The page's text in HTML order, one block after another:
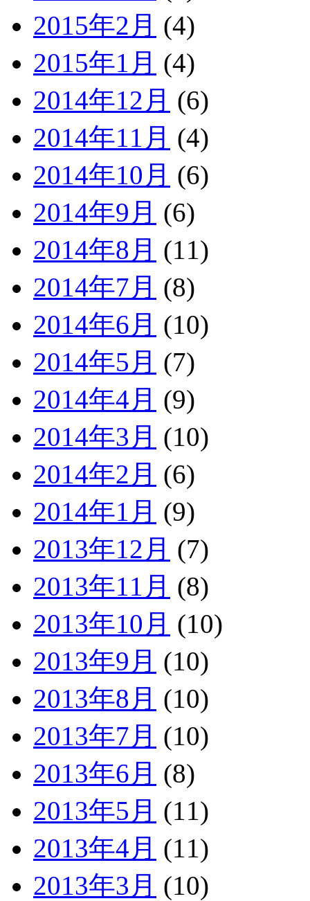
2015年2月 (4)
2015年1月 (4)
2014年12月 (6)
2014年11月 (4)
2014年10月 (6)
2014年9月 (6)
2014年8月 (11)
2014年7月 (8)
2014年6月 (10)
2014年5月 (7)
2014年4月 (9)
2014年3月 (10)
2014年2月 (6)
2014年1月 (9)
2013年12月 (7)
2013年11月 (8)
2013年10月 (10)
2013年9月 (10)
2013年8月 (10)
2013年7月 (10)
2013年6月 (8)
2013年5月 (11)
2013年4月 (11)
2013年3月 (10)